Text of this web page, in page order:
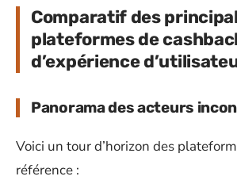
Comparatif des
plateformes de
d’expérience
Panorama des acteurs
Voici un tour d’horizon des
référence :